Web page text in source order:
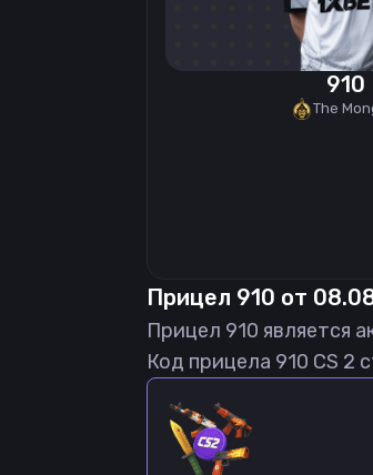
910
The
Прицел 910 от
Прицел 910 является
Код прицела 910 CS 2